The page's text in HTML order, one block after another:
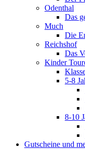
Odenthal
Das
Much
Die
Reichshof
Das
Kinder
5-8
8-10
Gutscheine und